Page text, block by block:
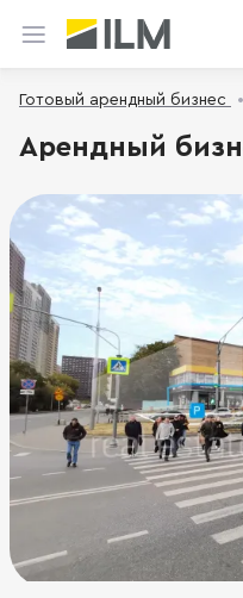
Готовый арендный бизнес
Арендный